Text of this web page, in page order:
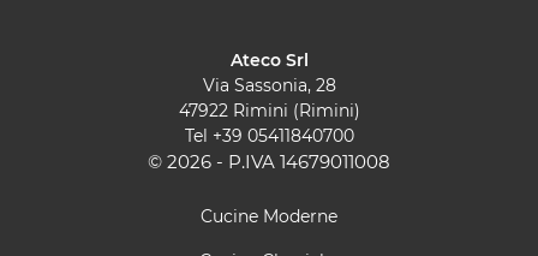
Ateco Srl
Via Sassonia, 28
47922 Rimini (Rimini)
Tel +39 05411840700
© 2026 - P.IVA 14679011008
Cucine Moderne